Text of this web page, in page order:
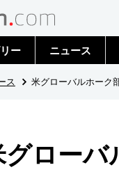
ー
交
ニュース
トップ
ス 米グローバルホーク
ローバ